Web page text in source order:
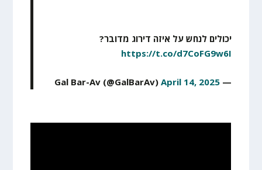
יכולים לנחש על איזה דירוג מדובר?
https://t.co/d7CoFG9w6I
— Gal Bar-Av (@GalBarAv)
April 14, 2025